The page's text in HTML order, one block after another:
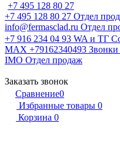
+7 495 128 80 27
+7 495 128 80 27 Отдел
info@fermasclad.ru Отдел
+7 916 234 04 93 WA и ТГ
MAX +79162340493
IMO Отдел продаж
Заказать звонок
Сравнение0
Избранные товары 0
Корзина 0